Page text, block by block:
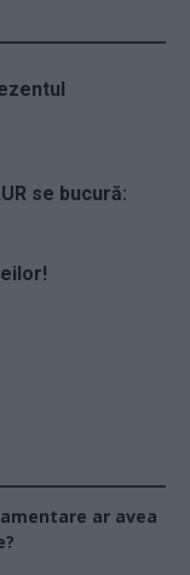
se bucură:
ar avea